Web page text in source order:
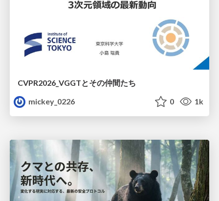
CVPR2026_VGGTとその仲間たち
mickey_0226
0 1k